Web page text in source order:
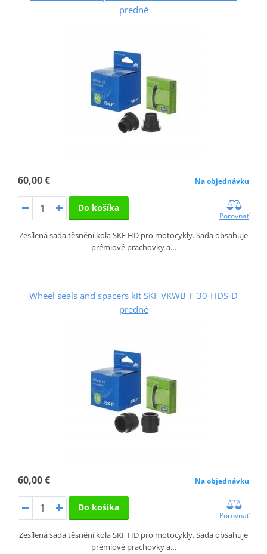
predné
60,00 € Na objednávku
Do košíka
Porovnať
Zesílená sada těsnění kola SKF HD pro motocykly. Sada obsahuje
prémiové prachovky a…
Wheel seals and spacers kit SKF VKWB-F-30-HDS-D
predné
60,00 € Na objednávku
Do košíka
Porovnať
Zesílená sada těsnění kola SKF HD pro motocykly. Sada obsahuje
prémiové prachovky a…